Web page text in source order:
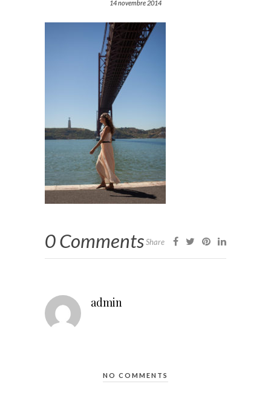
14 novembre 2014
0 CommentsShare
admin
NO COMMENTS